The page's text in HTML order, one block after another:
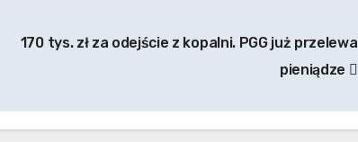
170 tys. zł za odejście z kopalni. PGG już przelewa
pieniądze